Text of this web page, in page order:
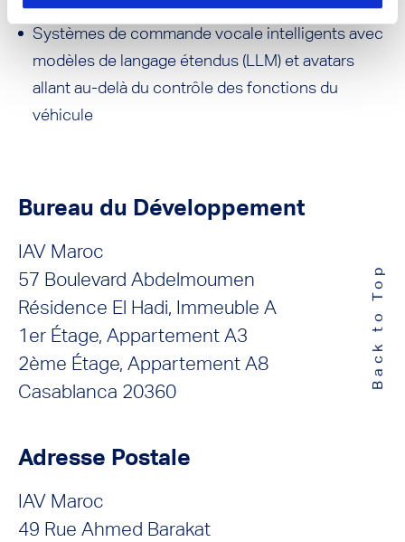
Systèmes de commande vocale intelligents avec
modèles de langage étendus (LLM) et avatars
allant au-delà du contrôle des fonctions du
véhicule
Bureau du Développement
IAV Maroc
57 Boulevard Abdelmoumen
Résidence El Hadi, Immeuble A
1er Étage, Appartement A3
2ème Étage, Appartement A8
Casablanca 20360
Adresse Postale
IAV Maroc
49 Rue Ahmed Barakat
Back to Top